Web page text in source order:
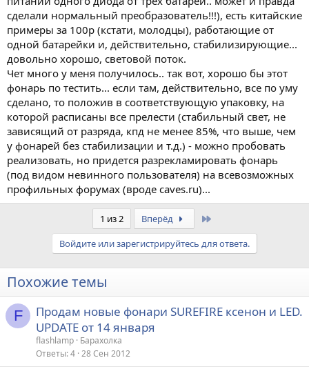
сделали нормальный преобразователь!!!), есть китайские
примеры за 100р (кстати, молодцы), работающие от
одной батарейки и, действительно, стабилизирующие...
довольно хорошо, световой поток.
Чет много у меня получилось.. так вот, хорошо бы этот
фонарь по тестить... если там, действительно, все по уму
сделано, то положив в соответствующую упаковку, на
которой расписаны все прелести (стабильный свет, не
зависящий от разряда, кпд не менее 85%, что выше, чем
у фонарей без стабилизации и т.д.) - можно пробовать
реализовать, но придется разрекламировать фонарь
(под видом невинного пользователя) на всевозможных
профильных форумах (вроде caves.ru)...
1 из 2 Вперёд
Войдите или зарегистрируйтесь для ответа.
Похожие темы
F
Продам новые фонари SUREFIRE ксенон и LED.
UPDATE от 14 января
flashlamp Барахолка
Ответы 4 28 Сен 2012